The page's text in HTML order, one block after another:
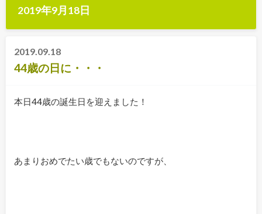
2019年9月18日
2019.09.18
44歳の日に・・・
本日44歳の誕生日を迎えました！
あまりおめでたい歳でもないのですが、